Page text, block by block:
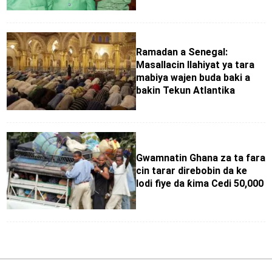
Ramadan a Senegal:
Masallacin Ilahiyat ya tara
mabiya wajen buda baki a
bakin Tekun Atlantika
Gwamnatin Ghana za ta fara
cin tarar direbobin da ke
lodi fiye da ƙima Cedi 50,000